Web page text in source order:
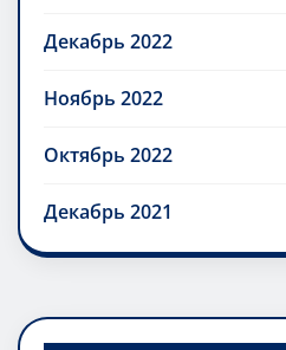
Декабрь 2022
Ноябрь 2022
Октябрь 2022
Декабрь 2021